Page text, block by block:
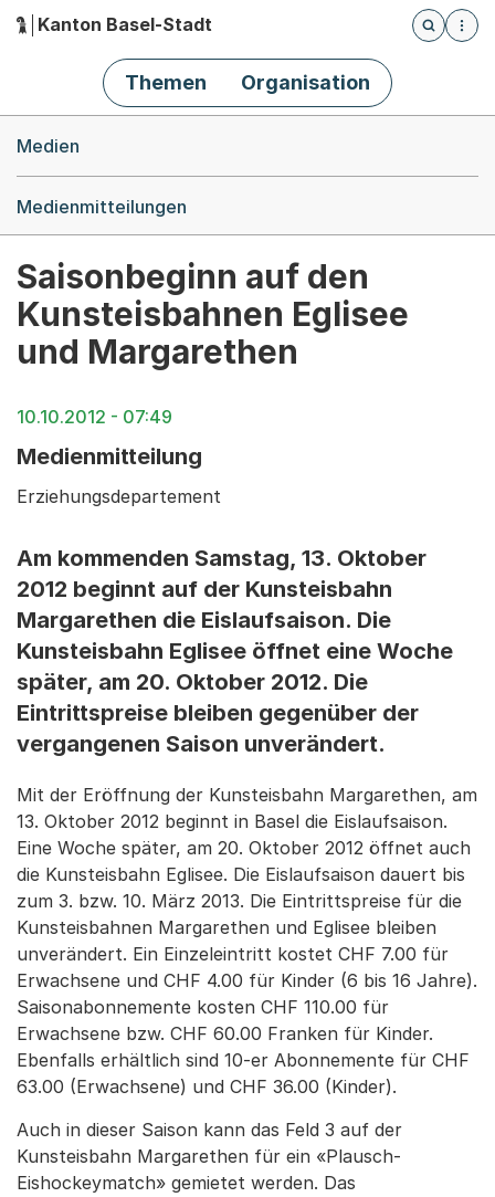
Hauptnavigation
Kanton Basel-Stadt
Öffnet
Themen Organisation
Medien
Medienmitteilungen
Saisonbeginn auf den
Kunsteisbahnen Eglisee
und Margarethen
10.10.2012 - 07:49
Medienmitteilung
Erziehungsdepartement
Am kommenden Samstag, 13. Oktober
2012 beginnt auf der Kunsteisbahn
Margarethen die Eislaufsaison. Die
Kunsteisbahn Eglisee öffnet eine Woche
später, am 20. Oktober 2012. Die
Eintrittspreise bleiben gegenüber der
vergangenen Saison unverändert.
Mit der Eröffnung der Kunsteisbahn Margarethen, am
13. Oktober 2012 beginnt in Basel die Eislaufsaison.
Eine Woche später, am 20. Oktober 2012 öffnet auch
die Kunsteisbahn Eglisee. Die Eislaufsaison dauert bis
zum 3. bzw. 10. März 2013. Die Eintrittspreise für die
Kunsteisbahnen Margarethen und Eglisee bleiben
unverändert. Ein Einzeleintritt kostet CHF 7.00 für
Erwachsene und CHF 4.00 für Kinder (6 bis 16 Jahre).
Saisonabonnemente kosten CHF 110.00 für
Erwachsene bzw. CHF 60.00 Franken für Kinder.
Ebenfalls erhältlich sind 10-er Abonnemente für CHF
63.00 (Erwachsene) und CHF 36.00 (Kinder).
Auch in dieser Saison kann das Feld 3 auf der
Kunsteisbahn Margarethen für ein «Plausch-
Eishockeymatch» gemietet werden. Das